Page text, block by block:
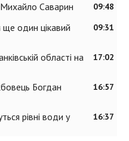
09:48
Саварин
09:31
один цікавий
17:02
області на
16:57
Богдан
16:37
рівні води у